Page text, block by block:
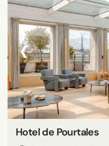
‹
Hotel de Pourtales